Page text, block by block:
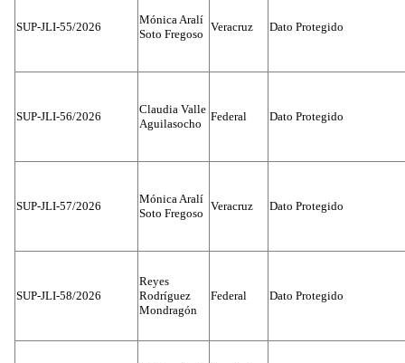
SUP-JLI-55/2026
Mónica Aralí
Soto Fregoso
Veracruz Dato Protegido
SUP-JLI-56/2026
Claudia Valle
Aguilasocho
Federal Dato Protegido
SUP-JLI-57/2026
Mónica Aralí
Soto Fregoso
Veracruz Dato Protegido
SUP-JLI-58/2026
Reyes
Rodríguez
Mondragón
Federal Dato Protegido